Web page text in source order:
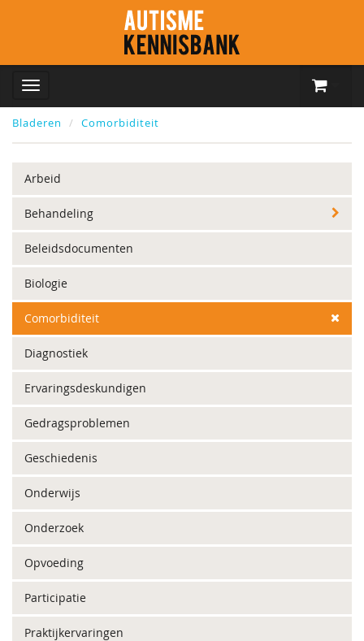
Bladeren Comorbiditeit
Arbeid
Behandeling
Beleidsdocumenten
Biologie
Comorbiditeit
Diagnostiek
Ervaringsdeskundigen
Gedragsproblemen
Geschiedenis
Onderwijs
Onderzoek
Opvoeding
Participatie
Praktijkervaringen